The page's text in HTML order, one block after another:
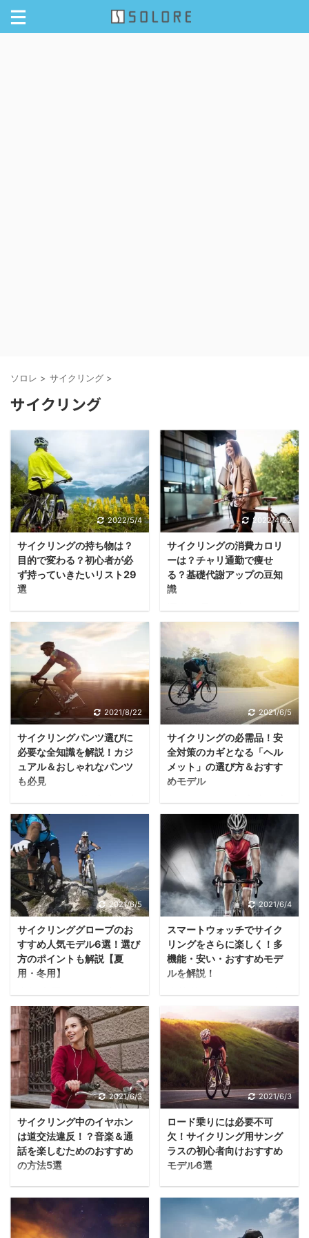
ソロレ > サイクリング >
サイクリング
2022/5/4
サイクリングの持ち物は？
目的で変わる？初心者が必
ず持っていきたいリスト29
選
ちょっとしたポタリング
や自転車通勤なら問題あ
りませんが、「サイクリ
ングの必要な持ち物」を
持っていないと、いざと
いうときに危険な思いを
しかねません。 特にスポ
ーツ自転車で旅に出る…
というなら、最低限必要
な持ち物は把握しておく
べき。 そこで、サイクリ
ングに必要な持ち物を、
目的別に確認していきま
しょう。 基本となる持ち
物を持ち、交通ルールを
守りながら安全なサイク
リングを楽しんでくださ
い。 スポーツバイクに乗
るなら何が必要？初心者
でもわかる持ち物リスト
それでは、サイクリング
に出かけるときに簡単に
持ち物をチェック ...
2022/4/22
サイクリングの消費カロリ
ーは？チャリ通勤で痩せ
る？基礎代謝アップの豆知
識
運動不足を解消したいと
いうときに、手軽に取り
イクリングは手軽ながら
消費カロリーが高く、基
礎代謝アップの効果も期
待できる優れた運動で
す。 日常生活や通勤・通
学にサイクリングを取り
入れると、一体どのくら
い消費カロリーを高めら
れるのでしょうか。 計算
方法やバイクの種類別・
距離別消費量をご紹介し
ながら、他の運動との消
費カロリー量の違いも比
較していきます。 有酸素
運動である「サイクリン
グ」は消費カロリーアッ
プ＆脂肪燃焼に最適 サイ
クリングは、糖と脂肪を
燃焼させる効果のある
「有酸素運動」に該当 ...
2021/8/22
サイクリングパンツ選びに
必要な全知識を解説！カジ
ュアル＆おしゃれなパンツ
も必見
サイクリング初心者の方
だと「自転車専用ウェア
ってちょっと恥ずかし
い…」と感じるかもしれ
ません。 体のラインにピ
タッとフィットするサイ
クルウェアは、最初は少
し抵抗があるもの。 しか
し、サイクリングパンツ
はスポーツバイクに快適
に乗るために欠かせない
アイテムです。 サイクリ
ングパンツを履くことの
メリットや、選び方のポ
イントについて、初心者
の方にもわかりやすく解
説していきます。 サイク
リングパンツはロードバ
イクの痛みを軽減するっ
て本当？ まずは「サイク
リングパンツの必要性
は？」というところから
解説していきます。 ...
2021/6/5
サイクリングの必需品！安
全対策のカギとなる「ヘル
メット」の選び方＆おすす
めモデル
サイクリング初心者の方
から抵抗を持たれがちな
装備品のひとつが「ヘル
メット」。 絶対に被るべ
きなのか？被るとしても
どうやって選ぶのか？な
ど、サイクリングを始め
たばかりの方は、さまざ
まな疑問を持つようで
す。 結論から言えば、ヘ
ルメットは被るべきで
す。 今回の記事では、な
ぜヘルメットを被るべき
なのか、理由について解
説した後に、ヘルメット
の選び方やおすすめモデ
ルについてご紹介してい
きます。 ロードバイク乗
りにヘルメットは必要？
まず、「サイクリングに
ヘルメットが必要かどう
か？」という点について
解説していきます。 ...
2021/6/5
サイクリンググローブのお
すすめ人気モデル6選！選び
方のポイントも解説【夏
用・冬用】
自転車用ウェアの中でも
「縁の下の力持ち」のよ
うな存在であるサイクリ
ンググローブ。 着用して
いるときとしていないと
きとでは、ロードバイク
走行の快適性が全く変わ
ります。 グローブをまだ
持っていないというサイ
クリング初心者の方は、
装着することのメリット
を知って、ぜひ一度使っ
てみてください。 今回の
記事では、初心者の方の
グローブ購入ガイドとし
2021/6/4
スマートウォッチでサイク
リングをさらに楽しく！多
機能・安い・おすすめモデ
ルを解説！
本格的にサイクリングを
始めたいと考えているな
ら、スマートウォッチを
準備することをおすすめ
します。 スマートウォッ
チがあれば、走行中のさ
まざまなデータを自動的
に記録できるようにな
り、サイクリングもトレ
ーニングもより効率的
に。 サイクリングのスマ
ートウォッチではどのよ
うな機能が利用できるの
か、おすすめの製品とと
もに詳しくご紹介してい
2021/6/3
サイクリング中のイヤホン
は道交法違反！？音楽＆通
話を楽しむためのおすすめ
の方法5選
サイクリング中に「イヤ
ホンで音楽を聞きたい
な」と思う人は少なくな
いはずです。 しかし、自
2021/6/3
ロード乗りには必要不可
欠！サイクリング用サング
ラスの初心者向けおすすめ
モデル6選
サイクリングの必需品と
もいえるサングラス。ま
だ持っていない初心者の
方は、ぜひ購入されるこ